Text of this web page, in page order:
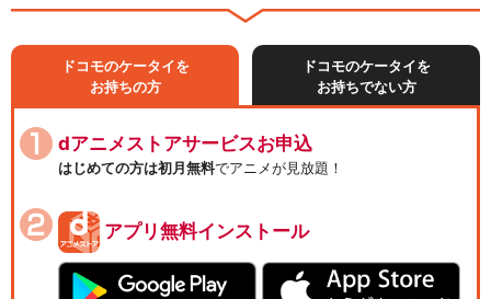
ドコモのケータイを
お持ちの方
ドコモのケータイを
お持ちでない方
dアニメストアサービスお申込
はじめての方は初月無料でアニメが見放題！
アプリ無料インストール